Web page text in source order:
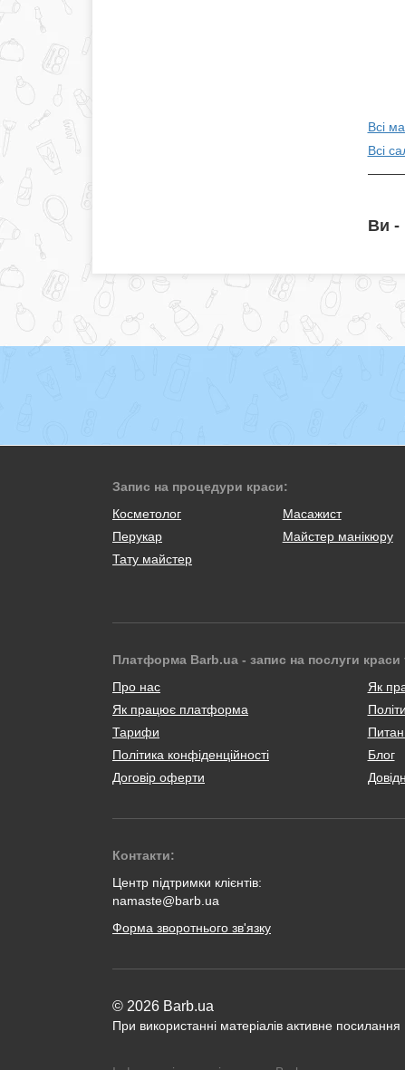
Всі
Всі
Ви -
Запис на процедури краси:
Косметолог
Масажист
Перукар
Майстер манікюру
Тату майстер
Платформа Barb.ua - запис на послуги краси
Про нас
Як працює платформа
Тарифи
Політика конфіденційності
Договір оферти
Як
Блог
Контакти:
Центр підтримки клієнтів:
namaste@barb.ua
Форма зворотнього зв'язку
© 2026 Barb.ua
При використанні матеріалів активне